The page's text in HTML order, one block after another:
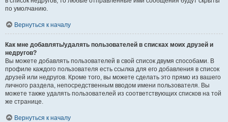
по умолчанию.
Вернуться к началу
Как мне добавлять/удалять пользователей в списках моих друзей и
недругов?
Вы можете добавлять пользователей в свой список двумя способами. В
профиле каждого пользователя есть ссылка для его добавления в список
друзей или недругов. Кроме того, вы можете сделать это прямо из вашего
личного раздела, непосредственным вводом имени пользователя. Вы
можете также удалять пользователей из соответствующих списков на той
же странице.
Вернуться к началу